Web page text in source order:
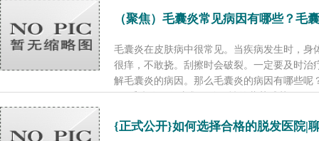
（聚焦）毛囊炎常见病因有哪些？毛
毛囊炎在皮肤病中很常见。当疾病发生时，身
很痒，不敢挠。刮擦时会破裂。一定要及时治
解毛囊炎的病因。那么毛囊炎的病因有哪些呢
1、毛囊炎一般由凝固酶阳性的葡萄球菌...[了
{正式公开}如何选择合格的脱发医院|